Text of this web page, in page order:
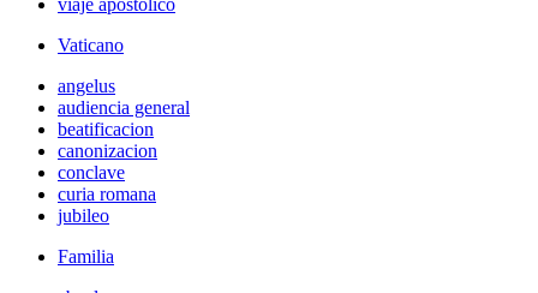
viaje apostólico
Vaticano
angelus
audiencia general
beatificacion
canonizacion
conclave
curia romana
jubileo
Familia